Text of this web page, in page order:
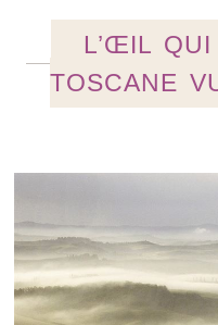
L’ŒIL
TOSCANE